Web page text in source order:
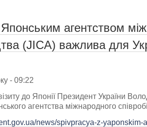
агентством
(JICA) важлива для
- 09:22
до Японії Президент України
агентства міжнародного
news/spivpracya-z-